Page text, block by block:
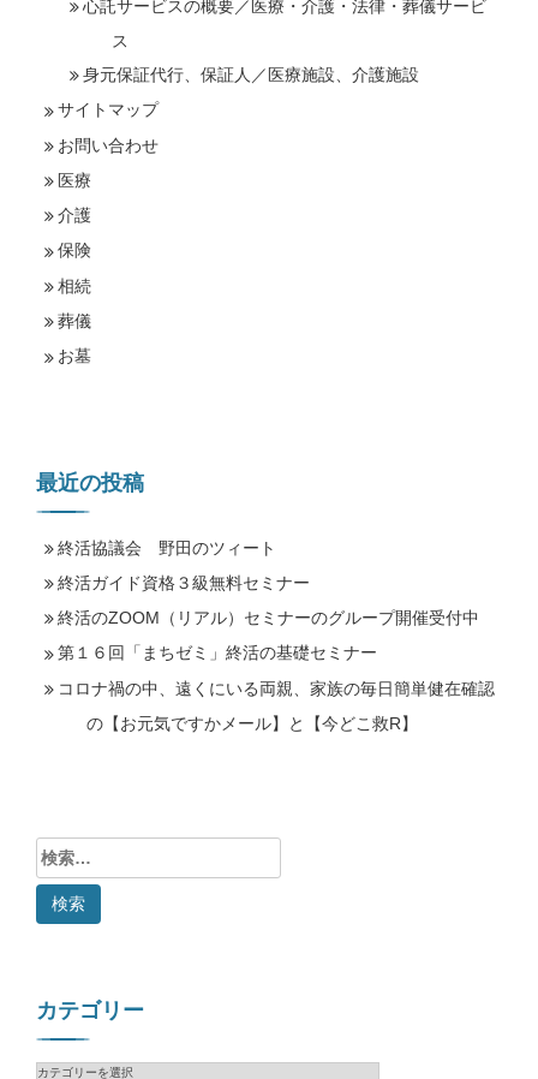
心託サービスの概要／医療・介護・法律・葬儀サービ
ス
身元保証代行、保証人／医療施設、介護施設
サイトマップ
お問い合わせ
医療
介護
保険
相続
葬儀
お墓
最近の投稿
終活協議会 野田のツィート
終活ガイド資格３級無料セミナー
終活のZOOM（リアル）セミナーのグループ開催受付中
第１６回「まちゼミ」終活の基礎セミナー
コロナ禍の中、遠くにいる両親、家族の毎日簡単健在確認
の【お元気ですかメール】と【今どこ救R】
検
索:
カテゴリー
カ